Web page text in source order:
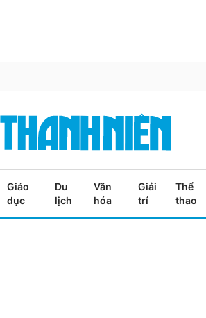
Giáo
dục
Du
lịch
Văn
hóa
Giải
trí
Thể
thao